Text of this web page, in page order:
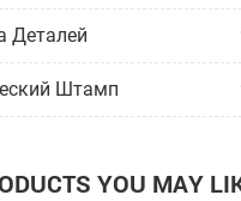
Деталей
Штамп
YOU MAY